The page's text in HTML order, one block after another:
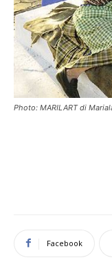
Photo: MARILART di
Facebook